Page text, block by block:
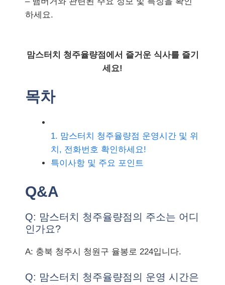
하세요.
맘스터치 청주율량점에서 즐거운 식사를 즐기
세요!
목차
1. 맘스터치 청주율량점 운영시간 및 위
치, 전화번호 확인하세요!
특이사항 및 주요 포인트
Q&A
Q: 맘스터치 청주율량점의 주소는 어디
인가요?
A: 충북 청주시 청원구 율봉로 224입니다.
Q: 맘스터치 청주율량점의 운영 시간은